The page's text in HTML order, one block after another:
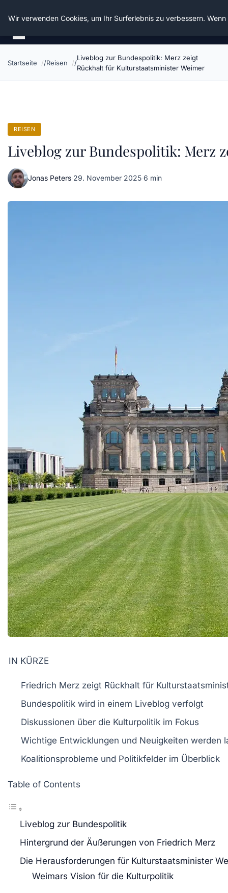
Die Schnitter
Startseite Reisen
Liveblog zur Bundespolitik: Merz zeigt
Rückhalt für Kulturstaatsminister Weimer
REISEN
Liveblog zur Bundespolitik: Merz
Jonas Peters·29. November 2025·6 min
IN KÜRZE
Friedrich Merz zeigt Rückhalt für
Bundespolitik wird in einem Liveblog verfolgt
Diskussionen über die Kulturpolitik im Fokus
Wichtige Entwicklungen und Neuigkeiten werden
Koalitionsprobleme und Politikfelder im Überblick
Table of Contents
Liveblog zur Bundespolitik
Hintergrund der Äußerungen von Friedrich Merz
Die Herausforderungen für Kulturstaatsminister
Weimars Vision für die Kulturpolitik
Wir verwenden Cookies, um Ihr Surferlebnis zu verbessern.